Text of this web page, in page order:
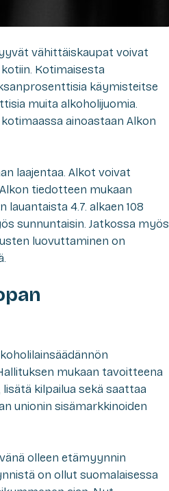
vähittäiskaupat voivat
Kotimaisesta
käymisteitse
muita alkoholijuomia.
ainoastaan Alkon
laajentaa. Alkot voivat
tiedotteen mukaan
4.7. alkaen 108
sunnuntaisin. Jatkossa myös
luovuttaminen on
mukaan tavoitteena
kilpailua sekä saattaa
unionin sisämarkkinoiden
olleen etämyynnin
on ollut suomalaisessa